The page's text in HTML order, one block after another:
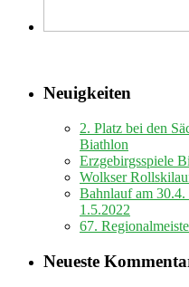
Neuigkeiten
2. Platz bei den
Biathlon
Erzgebirgsspiele
Wolkser
Bahnlauf am
1.5.2022
67.
Neueste